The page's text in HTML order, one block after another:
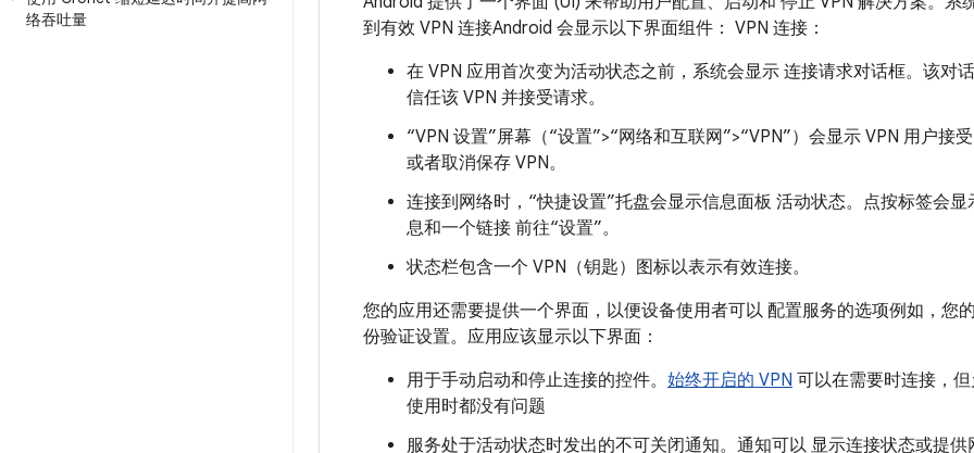
络吞吐量
到有效 VPN 连接Android 会显示以下界面组件： VPN 连接：
在 VPN 应用首次变为活动状态之前，系统会显示 连接请求对话框。该对
信任该 VPN 并接受请求。
“VPN 设置”屏幕（“设置”>“网络和互联网”>“VPN”）会显示 VPN 用户接
或者取消保存 VPN。
连接到网络时，“快捷设置”托盘会显示信息面板 活动状态。点按标签会
息和一个链接 前往“设置”。
状态栏包含一个 VPN（钥匙）图标以表示有效连接。
您的应用还需要提供一个界面，以便设备使用者可以 配置服务的选项例如，您
份验证设置。应用应该显示以下界面：
用于手动启动和停止连接的控件。 始终开启的 VPN 可以在需要时连接，
使用时都没有问题
服务处于活动状态时发出的不可关闭通知。通知可以 显示连接状态或提